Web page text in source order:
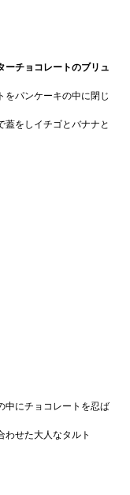
ーチョコレートのブリュ
をパンケーキの中に閉じ
蓋をしイチゴとバナナと
中にチョコレートを忍ば
わせた大人なタルト